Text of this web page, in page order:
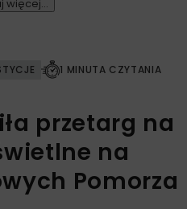
więcej...
1 MINUTA CZYTANIA
przetarg na
na
Pomorza